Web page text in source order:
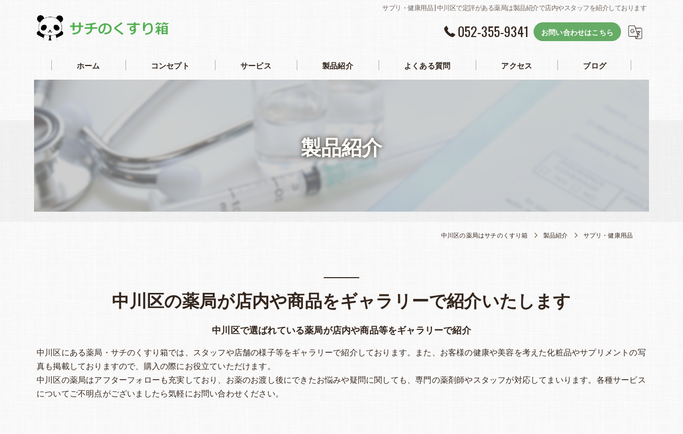
サプリ・健康用品 | 中川区で定評がある薬局は製品紹介で店内やスタッフを紹介しております
052-355-9341 お問い合わせはこちら
ホーム コンセプト サービス 製品紹介 よくある質問 アクセス ブログ
製品紹介
中川区の薬局はサチのくすり箱 製品紹介 サプリ・健康用品
中川区の薬局が店内や商品をギャラリーで紹介いたします
中川区で選ばれている薬局が店内や商品等をギャラリーで紹介
中川区にある薬局・サチのくすり箱では、スタッフや店舗の様子等をギャラリーで紹介しております。また、お客様の健康や美容を考えた化粧品やサプリメントの写
真も掲載しておりますので、購入の際にお役立ていただけます。
中川区の薬局はアフターフォローも充実しており、お薬のお渡し後にできたお悩みや疑問に関しても、専門の薬剤師やスタッフが対応してまいります。各種サービス
についてご不明点がございましたら気軽にお問い合わせください。